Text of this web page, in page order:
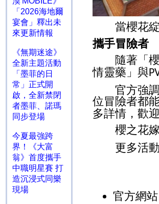
「2026海地爾
宴會」釋出未
來更新情報
《無期迷途》
全新主題活動
「墨菲的日
常」正式開
啟，全新禁閉
者墨菲、諾瑪
同步登場
今夏最強跨
界！《大富
翁》首度攜手
中職明星賽 打
造沉浸式同樂
現場
當櫻花綻
攜手冒險者
隨著「櫻
情靈藥」與
官方強調
位冒險者都
多詳情，歡
櫻之花嫁
更多活動
官方網站